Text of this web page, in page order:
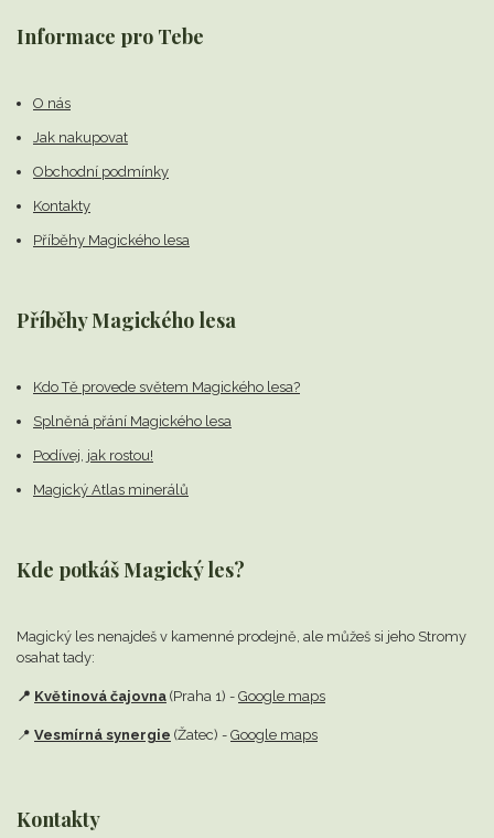
Informace pro Tebe
O nás
Jak nakupovat
Obchodní podmínky
Kontakty
Příběhy Magického lesa
Příběhy Magického lesa
Kdo Tě provede světem Magického lesa?
Splněná přání Magického lesa
Podívej, jak rostou!
Magický Atlas minerálů
Kde potkáš Magický les?
Magický les nenajdeš v kamenné prodejně, ale můžeš si jeho Stromy
osahat tady:
📍 Květinová čajovna (Praha 1) - Google maps
📍 Vesmírná synergie (Žatec) - Google maps
Kontakty